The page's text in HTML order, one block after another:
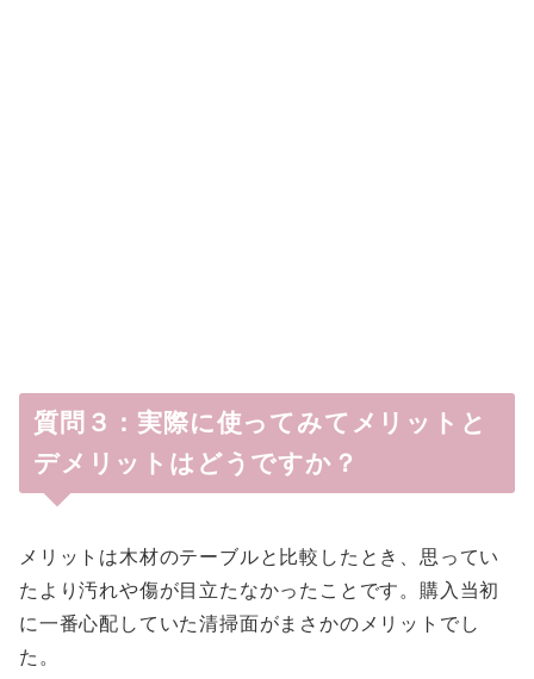
質問３：実際に使ってみてメリットと
デメリットはどうですか？
メリットは木材のテーブルと比較したとき、思ってい
たより汚れや傷が目立たなかったことです。購入当初
に一番心配していた清掃面がまさかのメリットでし
た。